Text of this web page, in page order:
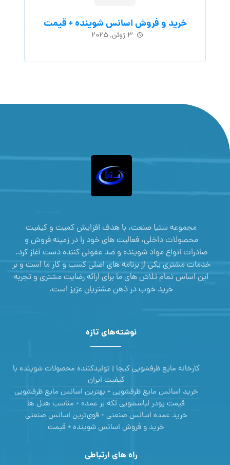
خرید و فروش اسانس شوینده + قیمت
۳ ژوئن, ۲۰۲۵
مجموعه ستیا صنعت، با هدف افزایش کمیت و کیفیت
محصولات داخلی، فعالیت های خود را در زمینه فروش و
صادرات انواع مواد شوینده و ضد عفونی کننده دست آغاز کرد.
خدمات مشتری یکی از برنامه های اصلی کسب و کار ما است و بر
این اساس تمام تلاش های ما برای ارائه رضایت مشتری و تجربه
خرید خوب در ذهن مشتریان عزیز است.
نوشته‌های تازه
کارخانه مایع ظرفشویی کیجا | تولیدکننده محصولات شوینده با
کیفیت ایران
خرید اسانس مایع ظرفشویی + بهترین اسانس مایع ظرفشویی
قیمت پودر لباسشویی لکه بر عمده + مناسب هتل ها
خرید عمده اسانس صنعتی + قوی‌ترین اسانس‌ صنعتی
خرید و فروش اسانس شوینده + قیمت
راه های ارتباطی